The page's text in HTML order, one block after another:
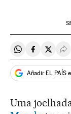
Compartir en
Compartir
Añadir EL PAÍS
Uma